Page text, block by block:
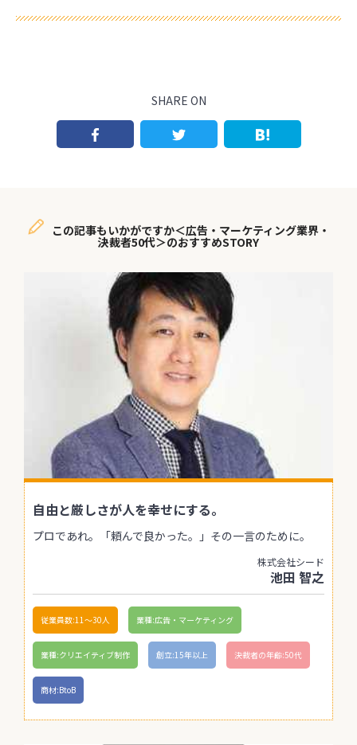
SHARE ON
この記事もいかがですか＜広告・マーケティング業界・
決裁者50代＞のおすすめSTORY
自由と厳しさが人を幸せにする。
プロであれ。「頼んで良かった。」その一言のために。
株式会社シード
池田 智之
従業員数:11〜30人 業種:広告・マーケティング
業種:クリエイティブ制作 創立:15年以上 決裁者の年齢:50代
商材:BtoB